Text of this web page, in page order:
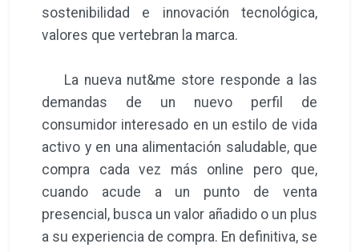
sostenibilidad e innovación tecnológica,
valores que vertebran la marca.
La nueva nut&me store responde a las
demandas de un nuevo perfil de
consumidor interesado en un estilo de vida
activo y en una alimentación saludable, que
compra cada vez más online pero que,
cuando acude a un punto de venta
presencial, busca un valor añadido o un plus
a su experiencia de compra. En definitiva, se